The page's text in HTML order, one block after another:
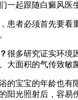
一起跟随白癜风医
者必须首先要看
很多研究证实环境
大面积的气传致敏
宝宝的年龄也有限
阳光照射后，容